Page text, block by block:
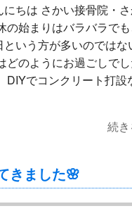
ちは さかい接骨院・
の始まりはバラバラで
いう方が多いのではな
どのようにお過ごしで
DIYでコンクリート打設
続
きました🌸